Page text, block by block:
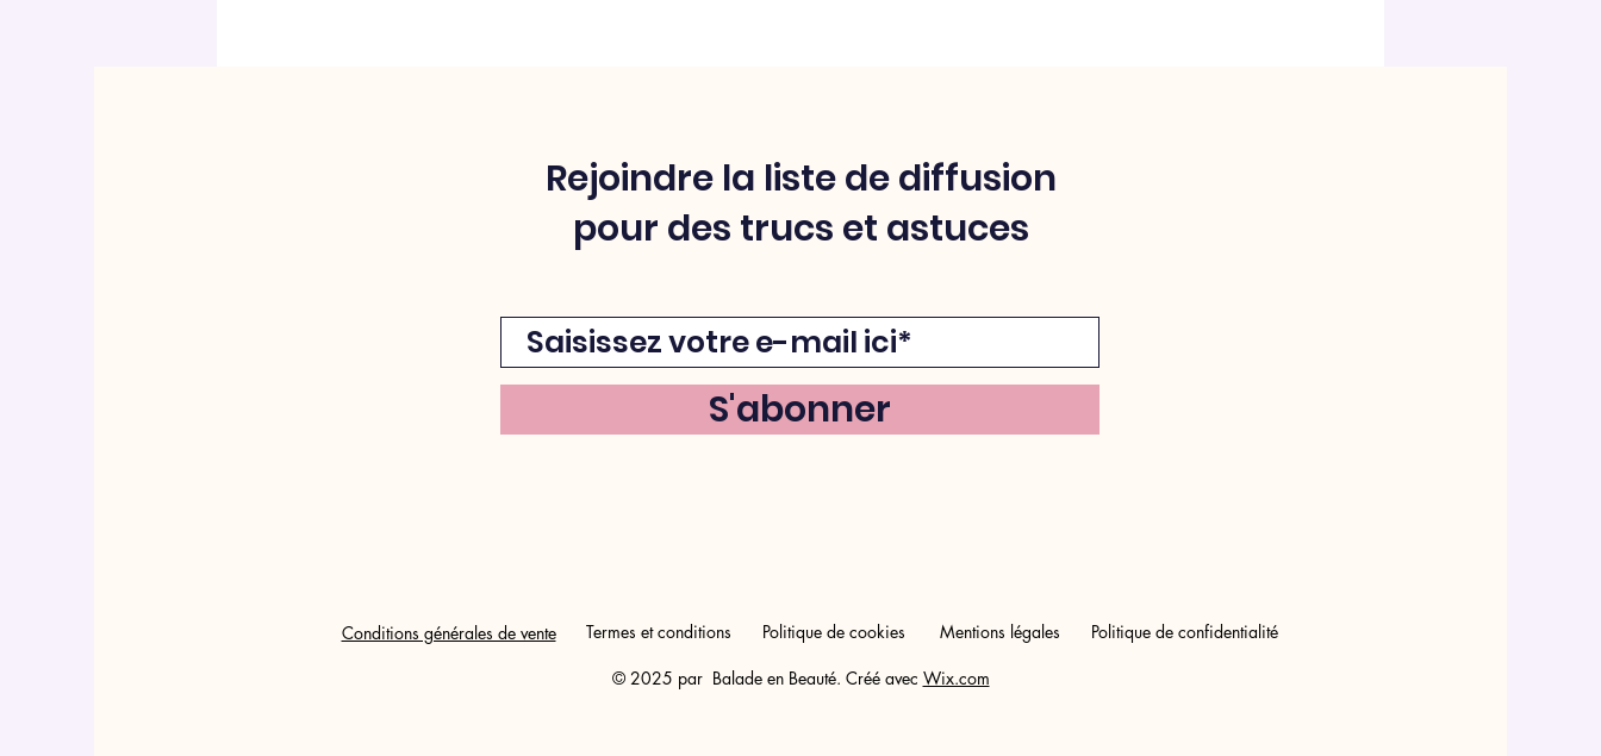
Rejoindre la liste de diffusion
pour des trucs et astuces
S'abonner
Conditions générales de vente Termes et conditions Politique de cookies Mentions légales Politique de confidentialité
© 2025 par Balade en Beauté. Créé avec Wix.com